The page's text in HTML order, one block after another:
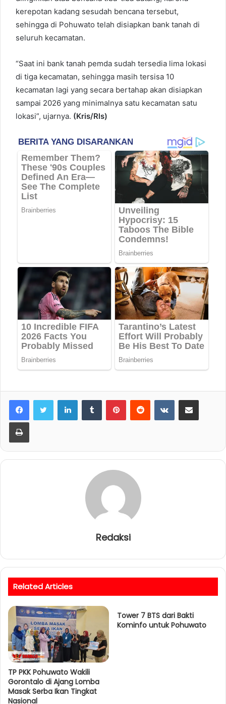
kerepotan kadang sesudah bencana tersebut,
sehingga di Pohuwato telah disiapkan bank tanah di
seluruh kecamatan.
“Saat ini bank tanah pemda sudah tersedia lima lokasi
di tiga kecamatan, sehingga masih tersisa 10
kecamatan lagi yang secara bertahap akan disiapkan
sampai 2026 yang minimalnya satu kecamatan satu
lokasi”, ujarnya. (Kris/Rls)
Redaksi
Related Articles
TP PKK Pohuwato Wakili
Gorontalo di Ajang Lomba
Masak Serba Ikan Tingkat
Nasional
Tower 7 BTS dari Bakti
Kominfo untuk Pohuwato